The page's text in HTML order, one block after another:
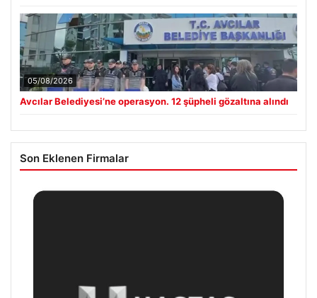
05/08/2026
Avcılar Belediyesi’ne operasyon. 12 şüpheli gözaltına alındı
Son Eklenen Firmalar